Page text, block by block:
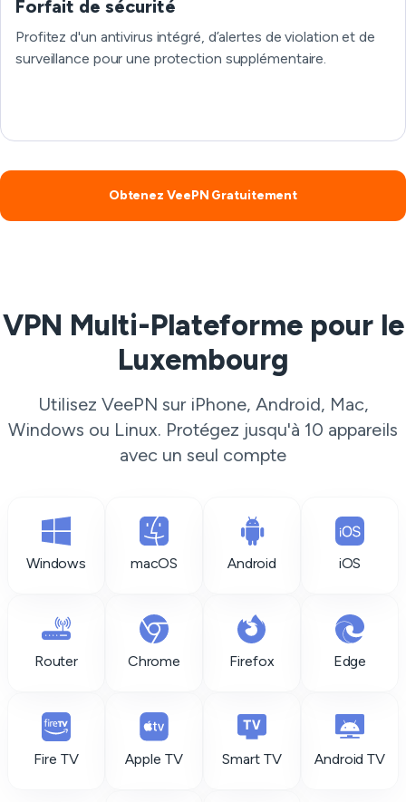
Forfait de sécurité
Profitez d'un antivirus intégré, d’alertes de violation et de
surveillance pour une protection supplémentaire.
Obtenez VeePN Gratuitement
VPN Multi-Plateforme pour le
Luxembourg
Utilisez VeePN sur iPhone, Android, Mac,
Windows ou Linux. Protégez jusqu'à 10 appareils
avec un seul compte
Windows macOS Android iOS
Router Chrome Firefox Edge
Fire TV Apple TV Smart TV Android TV